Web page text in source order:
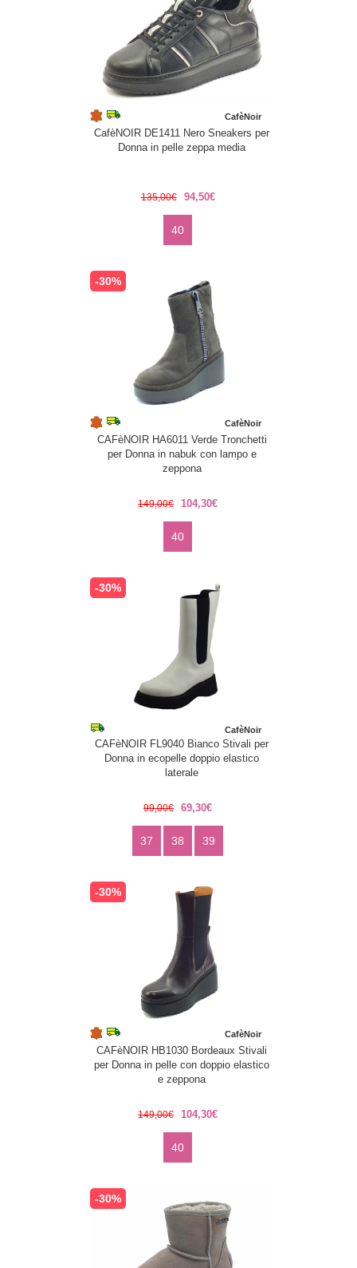
CafèNoir
CafèNOIR DE1411 Nero Sneakers per
Donna in pelle zeppa media
135,00€ 94,50€
40
-30%
CafèNoir
CAFèNOIR HA6011 Verde Tronchetti
per Donna in nabuk con lampo e
zeppona
149,00€ 104,30€
40
-30%
CafèNoir
CAFèNOIR FL9040 Bianco Stivali per
Donna in ecopelle doppio elastico
laterale
99,00€ 69,30€
37 38 39
-30%
CafèNoir
CAFèNOIR HB1030 Bordeaux Stivali
per Donna in pelle con doppio elastico
e zeppona
149,00€ 104,30€
40
-30%